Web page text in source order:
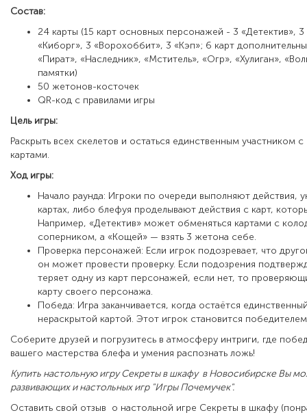
Состав:
24 карты (15 карт основных персонажей - 3 «Детектив»,
«Киборг», 3 «Ворохоббит», 3 «Кэп»; 6 карт
«Пират», «Наследник», «Мститель», «Огр», «Хулиган»,
памятки)
50 жетонов-косточек
QR-код с правилами игры
Цель игры:
Раскрыть всех скелетов и остаться единственным участником
картами.
Ход игры:
Начало раунда: Игроки по очереди выполняют действия,
картах, либо блефуя проделывают действия с карт,
Например, «Детектив» может обменяться картами с
соперником, а «Кощей» — взять 3 жетона себе.
Проверка персонажей: Если игрок подозревает, что
он может провести проверку. Если подозрения
теряет одну из карт персонажей, если нет, то
карту своего персонажа.
Победа: Игра заканчивается, когда остаётся
нераскрытой картой. Этот игрок становится
Соберите друзей и погрузитесь в атмосферу интриги, где
вашего мастерства блефа и умения распознать ложь!
Купить настольную игру Секреты в шкафу в Новосибирске Вы
развивающих и настольных игр "Игры Почемучек".
Оставить свой отзыв о настольной игре Секреты в шкафу